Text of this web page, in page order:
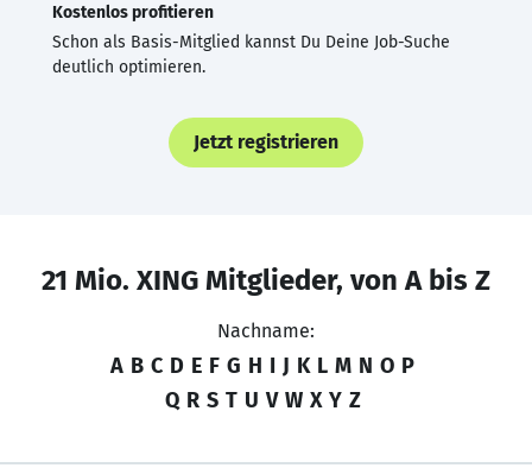
Kostenlos profitieren
Schon als Basis-Mitglied kannst Du Deine Job-Suche
deutlich optimieren.
Jetzt registrieren
21 Mio. XING Mitglieder, von A bis Z
Nachname:
A B C D E F G H I J K L M N O P
Q R S T U V W X Y Z